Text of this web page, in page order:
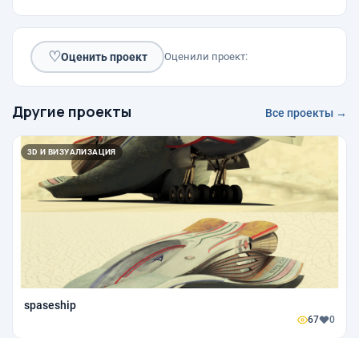
♡Оценить проект Оценили проект:
Другие проекты Все проекты →
3D И ВИЗУАЛИЗАЦИЯ
spaseship
67 0